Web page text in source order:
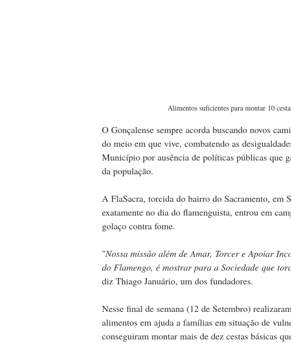
Alimentos suficientes para montar 10
O Gonçalense sempre acorda buscando novos
do meio em que vive, combatendo as
Município por ausência de políticas públicas que
da população.
A FlaSacra, torcida do bairro do Sacramento, em
exatamente no dia do flamenguista, entrou em
golaço contra fome.
"Nossa missão além de Amar, Torcer e Apoiar
do Flamengo, é mostrar para a Sociedade que
diz Thiago Januário, um dos fundadores.
Nesse final de semana (12 de Setembro)
alimentos em ajuda a famílias em situação de
conseguiram montar mais de dez cestas básicas